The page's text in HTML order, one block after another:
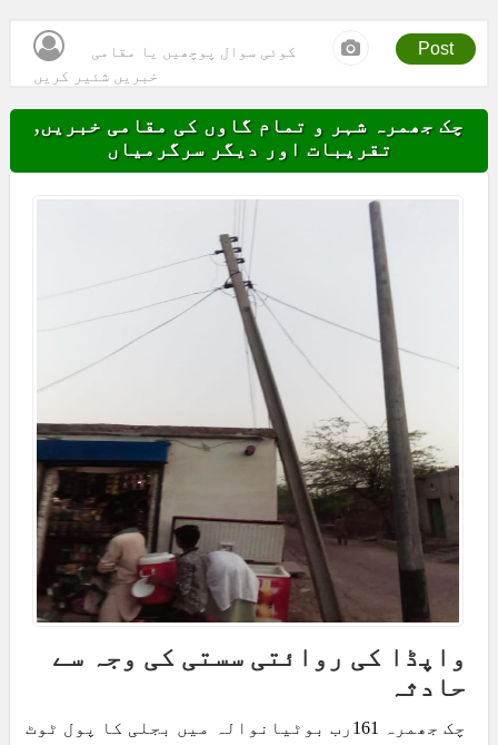
کوئی سوال پوچھیں یا مقامی
خبریں شئیر کریں
Post
چک جھمرہ شہر و تمام گاوں کی مقامی خبریں,
تقریبات اور دیگر سرگرمیاں
واپڈا کی روائتی سستی کی وجہ سے
حادثہ
چک جھمرہ 161رب بوٹیانوالہ میں بجلی کا پول ٹوٹ